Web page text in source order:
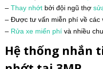
– Thay nhớt bởi đội ngũ thợ
– Được tư vấn miễn phí về các
– Rửa xe miển phí và nhiều
Hệ thống nhắn